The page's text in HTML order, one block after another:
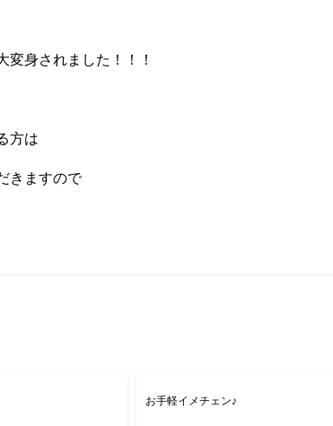
変身されました！！！
方は
きますので
お手軽イメチェン♪